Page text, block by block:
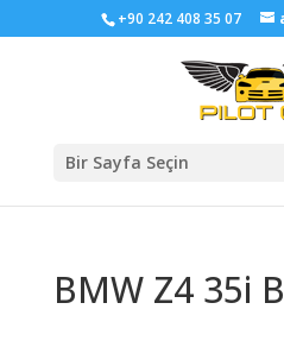
+90 242 408 35 07
Bir Sayfa Seçin
BMW Z4 35i